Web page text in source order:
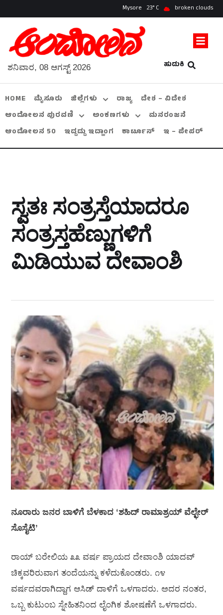
Mysore 23 broken clouds
ಹುಡುಕಿ
ಶನಿವಾರ, 08 ಆಗಸ್ಟ್ 2026
HOME ಮೈಸೂರು ಜಿಲ್ಲೆಗಳು ರಾಜ್ಯ
ದೇಶ – ವಿದೇಶ
ಆಂದೋಲನ ಪುರವಣಿ
ಅಂಕಣಗಳು
ಮನರಂಜನೆ
ಆಂದೋಲನ 50
ಇದ್ದದ್ದು ಇದ್ಹಾಂಗ ಕಾರ್ಟೂನ್ ಇ – ಪೇಪರ್
ಸ್ವತಃ ಸಂತ್ರಸ್ತೆಯಾದರೂ
ಸಂತ್ರಸ್ತಹೆಣ್ಣುಗಳಿಗೆ
ಮಿಡಿಯುವ ದೇವಾಂಶಿ
ನೂರಾರು ಜನರ ಬಾಳಿಗೆ ಬೆಳಕಾದ ‘ಶಹಿದ್ ರಾಮಾಶ್ರಯ್ ವೆಲ್ಛೇರ್
ಸೊಸೈಟಿ’
ರಾಯ್ ಬರೇಲಿಯ ೩೩ ವರ್ಷ ಪ್ರಾಯದ ದೇವಾಂಶಿ ಯಾದವ್
ಚಿಕ್ಕವರಿರುವಾಗ ತಂದೆಯನ್ನು ಕಳೆದುಕೊಂಡರು. ೧೪
ವರ್ಷದವರಾಗಿದ್ದಾಗ ಆಸಿಡ್ ದಾಳಿಗೆ ಒಳಗಾದರು. ಅದರ ನಂತರ,
ಒಬ್ಬ ಕುಟುಂಬ ಸ್ನೇಹಿತನಿಂದ ಲೈಂಗಿಕ ಶೋಷಣೆಗೆ ಒಳಗಾದರು.